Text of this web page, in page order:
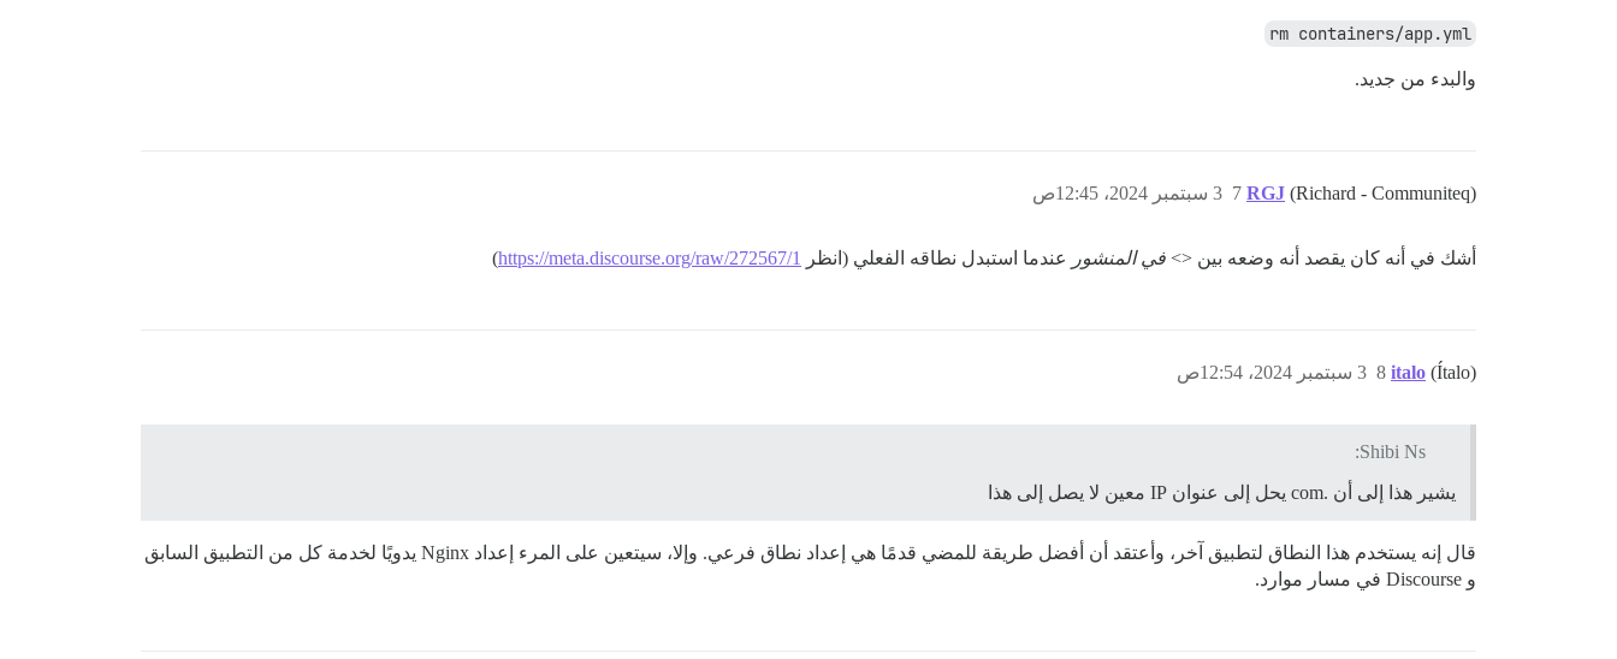
rm containers/app.yml
والبدء من جديد.
RGJ (Richard - Communiteq) 3 سبتمبر 2024، 12:45ص 7
أشك في أنه كان يقصد أنه وضعه بين <> في المنشور عندما استبدل نطاقه الفعلي (انظر https://meta.discourse.org/raw/272567/1
)
italo (Ítalo) 3 سبتمبر 2024، 12:54ص 8
Shibi Ns:
يشير هذا إلى أن .com يحل إلى عنوان IP معين لا يصل إلى هذا
قال إنه يستخدم هذا النطاق لتطبيق آخر، وأعتقد أن أفضل طريقة للمضي قدمًا هي إعداد نطاق فرعي. وإلا، سيتعين على المرء إعداد Nginx يدويًا لخدمة كل من التطبيق السابق
و Discourse في مسار موارد.